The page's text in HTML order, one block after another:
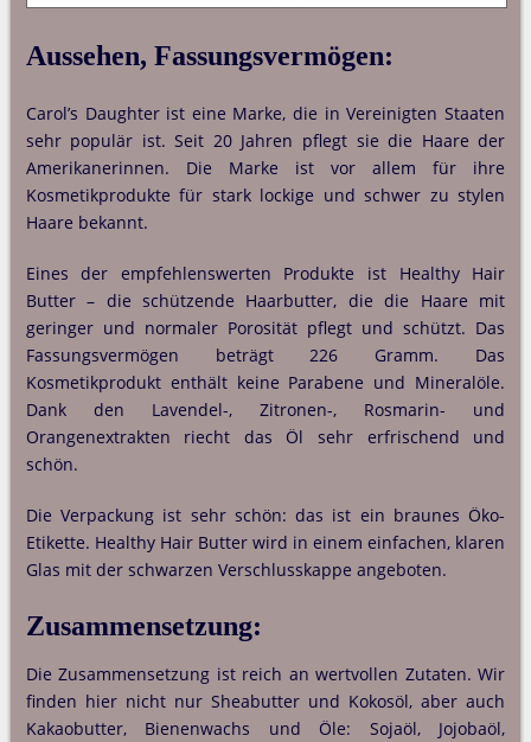
Aussehen, Fassungsvermögen:
Carol’s Daughter ist eine Marke, die in Vereinigten Staaten
sehr populär ist. Seit 20 Jahren pflegt sie die Haare der
Amerikanerinnen. Die Marke ist vor allem für ihre
Kosmetikprodukte für stark lockige und schwer zu stylen
Haare bekannt.
Eines der empfehlenswerten Produkte ist Healthy Hair
Butter – die schützende Haarbutter, die die Haare mit
geringer und normaler Porosität pflegt und schützt. Das
Fassungsvermögen beträgt 226 Gramm. Das
Kosmetikprodukt enthält keine Parabene und Mineralöle.
Dank den Lavendel-, Zitronen-, Rosmarin- und
Orangenextrakten riecht das Öl sehr erfrischend und
schön.
Die Verpackung ist sehr schön: das ist ein braunes Öko-
Etikette. Healthy Hair Butter wird in einem einfachen, klaren
Glas mit der schwarzen Verschlusskappe angeboten.
Zusammensetzung:
Die Zusammensetzung ist reich an wertvollen Zutaten. Wir
finden hier nicht nur Sheabutter und Kokosöl, aber auch
Kakaobutter, Bienenwachs und Öle: Sojaöl, Jojobaöl,